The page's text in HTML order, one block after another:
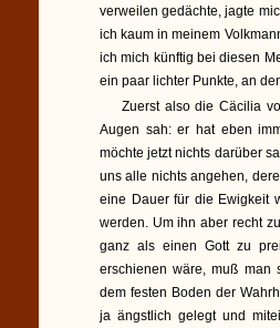
verweilen gedächte, jagte
ich kaum in meinem
ich mich künftig bei diesen
ein paar lichter Punkte, an
Zuerst also die Cäcilia
Augen sah: er hat eben
möchte jetzt nichts darüber
uns alle nichts angehen,
eine Dauer für die Ewigkeit
werden. Um ihn aber recht
ganz als einen Gott zu
erschienen wäre, muß man
dem festen Boden der
ja ängstlich gelegt und